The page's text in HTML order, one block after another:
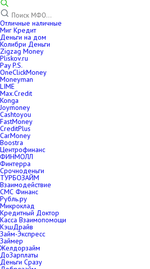
Отличные наличные
Миг Кредит
Деньги на дом
Колибри Деньги
Zigzag Money
Pliskov.ru
Pay P.S.
OneClickMoney
Moneyman
LIME
Max.Credit
Konga
Joymoney
Cashtoyou
FastMoney
CreditPlus
CarMoney
Boostra
Центрофинанс
ФИНМОЛЛ
Финтерра
Срочноденьги
ТУРБОЗАЙМ
Взаимодействие
СМС Финанс
Рубль.ру
Микроклад
Кредитный Доктор
Касса Взаимопомощи
КэшДрайв
Займ-Экспресс
Займер
Желдорзайм
ДоЗарплаты
Деньги Сразу